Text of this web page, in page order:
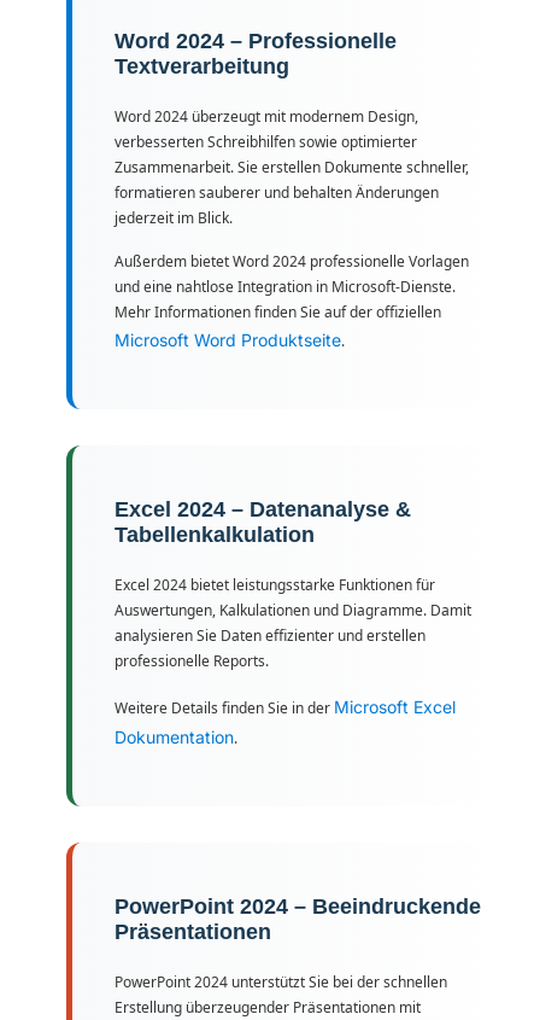
Word 2024 – Professionelle
Textverarbeitung
Word 2024 überzeugt mit modernem Design,
verbesserten Schreibhilfen sowie optimierter
Zusammenarbeit. Sie erstellen Dokumente schneller,
formatieren sauberer und behalten Änderungen
jederzeit im Blick.
Außerdem bietet Word 2024 professionelle Vorlagen
und eine nahtlose Integration in Microsoft-Dienste.
Mehr Informationen finden Sie auf der offiziellen
Microsoft Word Produktseite.
Excel 2024 – Datenanalyse &
Tabellenkalkulation
Excel 2024 bietet leistungsstarke Funktionen für
Auswertungen, Kalkulationen und Diagramme. Damit
analysieren Sie Daten effizienter und erstellen
professionelle Reports.
Weitere Details finden Sie in der Microsoft Excel
Dokumentation.
PowerPoint 2024 – Beeindruckende
Präsentationen
PowerPoint 2024 unterstützt Sie bei der schnellen
Erstellung überzeugender Präsentationen mit